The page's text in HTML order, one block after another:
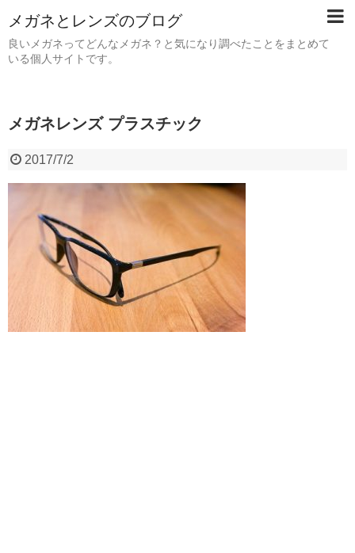
メガネとレンズのブログ
良いメガネってどんなメガネ？と気になり調べたことをまとめて
いる個人サイトです。
メガネレンズ プラスチック
2017/7/2